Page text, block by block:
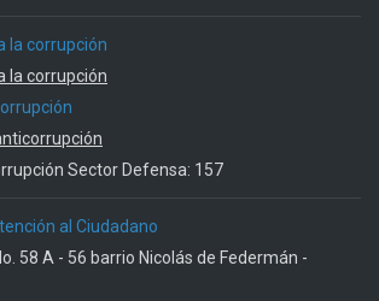
la corrupción
la corrupción
Sector Defensa: 157
al Ciudadano
58 A - 56 barrio Nicolás de Federmán -